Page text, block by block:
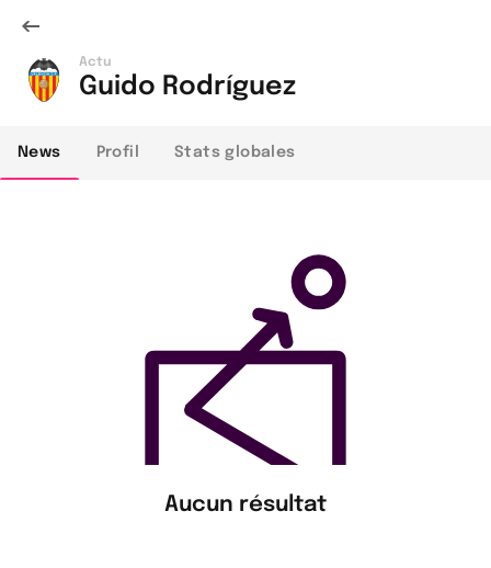
Actu
Guido Rodríguez
News Profil Stats globales
Aucun résultat